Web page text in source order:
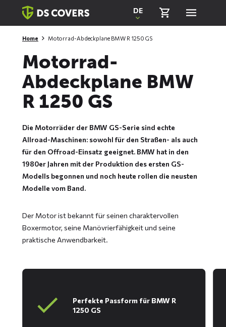
Skiplinks
DE
Home Motorrad-Abdeckplane BMW R 1250 GS
Motorrad-
Abdeckplane BMW
R 1250 GS
Die Motorräder der BMW GS-Serie sind echte
Allroad-Maschinen: sowohl für den Straßen- als auch
für den Offroad-Einsatz geeignet. BMW hat in den
1980er Jahren mit der Produktion des ersten GS-
Modells begonnen und noch heute rollen die neusten
Modelle vom Band.
Der Motor ist bekannt für seinen charaktervollen
Boxermotor, seine Manövrierfähigkeit und seine
praktische Anwendbarkeit.
Perfekte Passform für BMW R
1250 GS